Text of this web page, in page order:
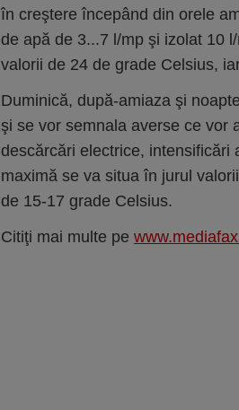
în creştere începând din orele
de apă de 3...7 l/mp şi izolat 10
valorii de 24 de grade Celsius,
Duminică, după-amiaza şi
şi se vor semnala averse ce vor
descărcări electrice, intensificări
maximă se va situa în jurul
de 15-17 grade Celsius.
Citiţi mai multe pe